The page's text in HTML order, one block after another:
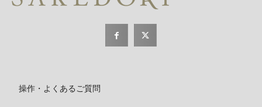
操作・よくあるご質問